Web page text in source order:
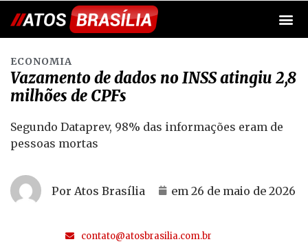
ECONOMIA
Vazamento de dados no INSS atingiu 2,8
milhões de CPFs
Segundo Dataprev, 98% das informações eram de
pessoas mortas
Por Atos Brasília em 26 de maio de 2026
contato@atosbrasilia.com.br